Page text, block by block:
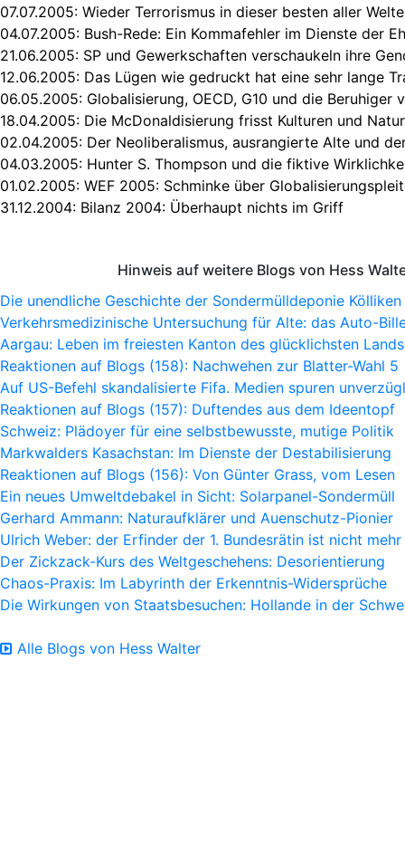
07.07.2005: Wieder Terrorismus in dieser besten aller
04.07.2005: Bush-Rede: Ein Kommafehler im Dienste der
21.06.2005: SP und Gewerkschaften verschaukeln ihre
12.06.2005: Das Lügen wie gedruckt hat eine sehr lange
06.05.2005: Globalisierung, OECD, G10 und die Beruhiger
18.04.2005: Die McDonaldisierung frisst Kulturen und
02.04.2005: Der Neoliberalismus, ausrangierte Alte und
04.03.2005: Hunter S. Thompson und die fiktive
01.02.2005: WEF 2005: Schminke über
31.12.2004: Bilanz 2004: Überhaupt nichts im Griff
Hinweis auf weitere Blogs von Hess
Die unendliche Geschichte der Sondermülldeponie Kölliken
Verkehrsmedizinische Untersuchung für Alte: das Auto-
Aargau: Leben im freiesten Kanton des glücklichsten Lands
Reaktionen auf Blogs (158): Nachwehen zur Blatter-Wahl 5
Auf US-Befehl skandalisierte Fifa. Medien spuren
Reaktionen auf Blogs (157): Duftendes aus dem Ideentopf
Schweiz: Plädoyer für eine selbstbewusste, mutige Politik
Markwalders Kasachstan: Im Dienste der Destabilisierung
Reaktionen auf Blogs (156): Von Günter Grass, vom Lesen
Ein neues Umweltdebakel in Sicht: Solarpanel-Sondermüll
Gerhard Ammann: Naturaufklärer und Auenschutz-Pionier
Ulrich Weber: der Erfinder der 1. Bundesrätin ist nicht mehr
Der Zickzack-Kurs des Weltgeschehens: Desorientierung
Chaos-Praxis: Im Labyrinth der Erkenntnis-Widersprüche
Die Wirkungen von Staatsbesuchen: Hollande in der
Alle Blogs von Hess Walter